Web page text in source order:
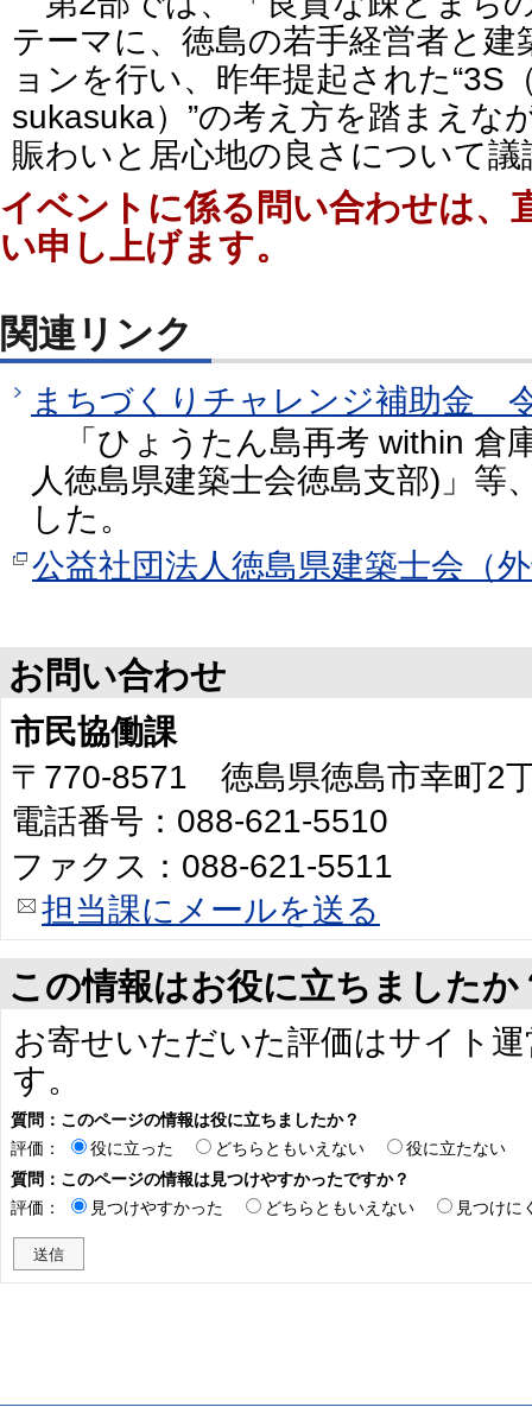
テーマに、徳島の若手経営者と
ョンを行い、昨年提起された“3S
sukasuka）”の考え方を踏まえな
賑わいと居心地の良さについて
イベントに係る問い合わせは、
い申し上げます。
関連リンク
まちづくりチャレンジ補助金
「ひょうたん島再考 within 倉
人徳島県建築士会徳島支部)」等
した。
公益社団法人徳島県建築士会（
お問い合わせ
市民協働課
〒770-8571 徳島県徳島市幸町2
電話番号：088-621-5510
ファクス：088-621-5511
担当課にメールを送る
この情報はお役に立ちましたか
お寄せいただいた評価はサイト
す。
質問：このページの情報は役に立ちましたか？
評価：
役に立った どちらともいえない
役に立たない
質問：このページの情報は見つけやすかったですか？
評価：
見つけやすかった どちらともいえない 見つけに